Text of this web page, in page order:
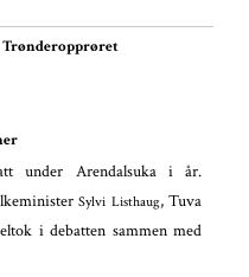
Trønderopprøret
under Arendalsuka i år.
Sylvi Listhaug, Tuva
i debatten sammen med